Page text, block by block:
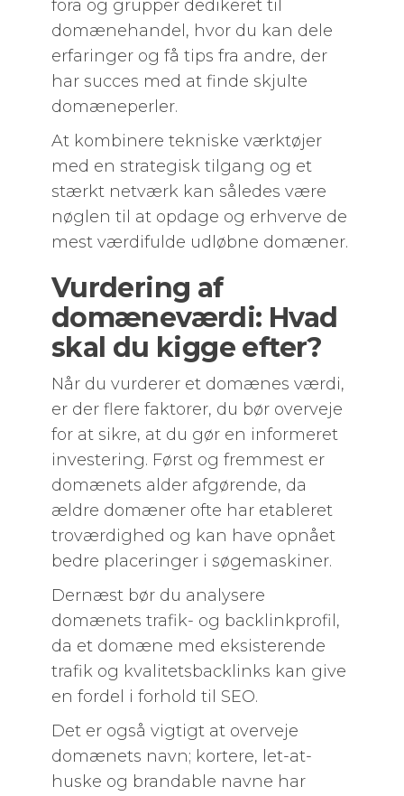
fora og grupper dedikeret til
domænehandel, hvor du kan dele
erfaringer og få tips fra andre, der
har succes med at finde skjulte
domæneperler.
At kombinere tekniske værktøjer
med en strategisk tilgang og et
stærkt netværk kan således være
nøglen til at opdage og erhverve de
mest værdifulde udløbne domæner.
Vurdering af
domæneværdi: Hvad
skal du kigge efter?
Når du vurderer et domænes værdi,
er der flere faktorer, du bør overveje
for at sikre, at du gør en informeret
investering. Først og fremmest er
domænets alder afgørende, da
ældre domæner ofte har etableret
troværdighed og kan have opnået
bedre placeringer i søgemaskiner.
Dernæst bør du analysere
domænets trafik- og backlinkprofil,
da et domæne med eksisterende
trafik og kvalitetsbacklinks kan give
en fordel i forhold til SEO.
Det er også vigtigt at overveje
domænets navn; kortere, let-at-
huske og brandable navne har